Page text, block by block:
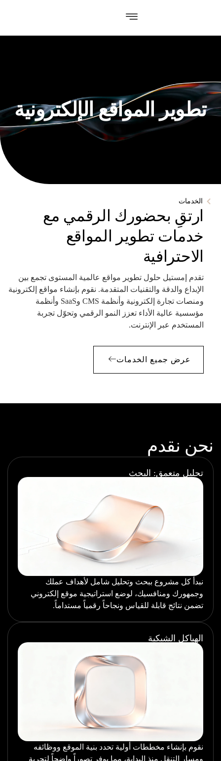
تطوير المواقع الإلكترونية
الخدمات
ارتقِ بحضورك الرقمي مع
خدمات تطوير المواقع
الاحترافية
تقدم إمستيل حلول تطوير مواقع عالمية المستوى تجمع بين
الإبداع والدقة والتقنيات المتقدمة. نقوم بإنشاء مواقع إلكترونية
ومنصات تجارة إلكترونية وأنظمة CMS وSaaS وأنظمة
مؤسسية عالية الأداء تعزز النمو الرقمي وتحوّل تجربة
المستخدم عبر الإنترنت.
عرض جميع الخدمات
نحن نقدم
تحليل متعمق: البحث
نبدأ كل مشروع ببحث وتحليل شامل لأهداف عملك
وجمهورك ومنافسيك، لوضع استراتيجية موقع إلكتروني
تضمن نتائج قابلة للقياس ونجاحاً رقمياً مستداماً.
الهياكل الشبكية
نقوم بإنشاء مخططات أولية تحدد بنية الموقع ووظائفه
ومسار التنقل منذ البداية، مما يوفر تصوراً واضحاً لتجربة